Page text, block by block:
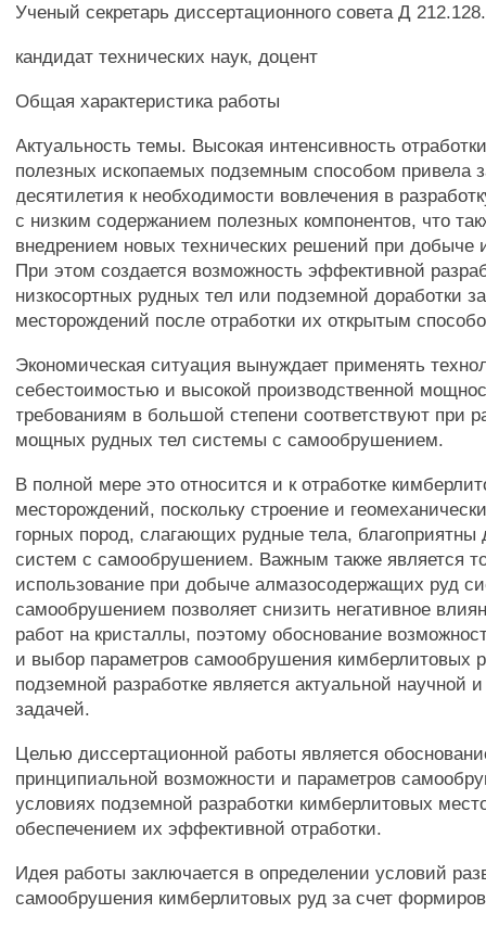
Ученый секретарь диссертационного совета Д
кандидат технических наук, доцент
Общая характеристика работы
Актуальность темы. Высокая интенсивность
полезных ископаемых подземным способом привела
десятилетия к необходимости вовлечения в
с низким содержанием полезных компонентов, что
внедрением новых технических решений при добыче
При этом создается возможность эффективной
низкосортных рудных тел или подземной доработки
месторождений после отработки их открытым
Экономическая ситуация вынуждает применять
себестоимостью и высокой производственной
требованиям в большой степени соответствуют при
мощных рудных тел системы с самообрушением.
В полной мере это относится и к отработке
месторождений, поскольку строение и
горных пород, слагающих рудные тела,
систем с самообрушением. Важным также является
использование при добыче алмазосодержащих руд
самообрушением позволяет снизить негативное
работ на кристаллы, поэтому обоснование
и выбор параметров самообрушения кимберлитовых
подземной разработке является актуальной научной
задачей.
Целью диссертационной работы является
принципиальной возможности и параметров
условиях подземной разработки кимберлитовых
обеспечением их эффективной отработки.
Идея работы заключается в определении условий
самообрушения кимберлитовых руд за счет